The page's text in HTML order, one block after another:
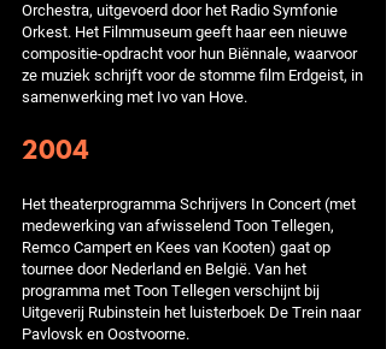
Orchestra, uitgevoerd door het Radio Symfonie
Orkest. Het Filmmuseum geeft haar een nieuwe
compositie-opdracht voor hun Biënnale, waarvoor
ze muziek schrijft voor de stomme film Erdgeist, in
samenwerking met Ivo van Hove.
2004
Het theaterprogramma Schrijvers In Concert (met
medewerking van afwisselend Toon Tellegen,
Remco Campert en Kees van Kooten) gaat op
tournee door Nederland en België. Van het
programma met Toon Tellegen verschijnt bij
Uitgeverij Rubinstein het luisterboek De Trein naar
Pavlovsk en Oostvoorne.